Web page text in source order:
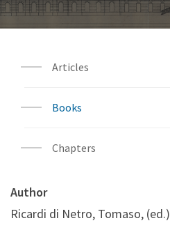
Articles
Books
Chapters
Author
Ricardi di Netro, Tomaso, (ed.)